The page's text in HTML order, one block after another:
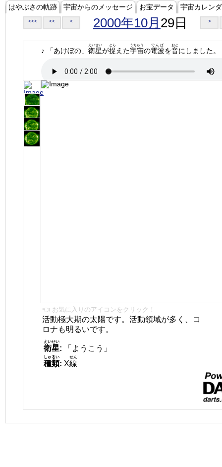
はやぶさの軌跡 宇宙からのメッセージ お宝データ 宇宙カレン
<<< << < 2000年10月 29日 >
♪ 「あけぼの」 衛星
えいせい
が捉
とら
えた宇宙
うちゅう
の電波
でんぱ
を音
おと
にしました。
👈 お気に入りのアイコンをクリック！
活動極大期の太陽です。活動領域が多く、コ
ロナも明るいです。
衛星
えいせい
:
「ようこう」
種類
しゅるい
: X線
せん